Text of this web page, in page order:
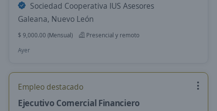
Sociedad Cooperativa IUS Asesores
Galeana, Nuevo León
$ 9,000.00 (Mensual)
Presencial y remoto
Ayer
Empleo destacado
Ejecutivo Comercial Financiero